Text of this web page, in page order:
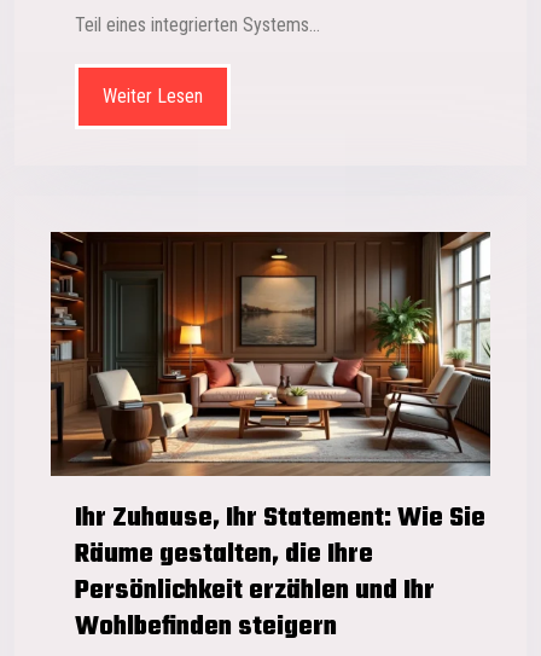
Teil eines integrierten Systems…
Weiter Lesen
Ihr Zuhause, Ihr Statement: Wie Sie
Räume gestalten, die Ihre
Persönlichkeit erzählen und Ihr
Wohlbefinden steigern